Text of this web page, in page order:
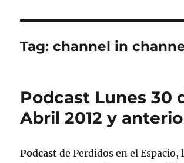
Tag:channel in
Podcast Lunes 30
Abril 2012 y
Podcastde Perdidos en el Espacio,